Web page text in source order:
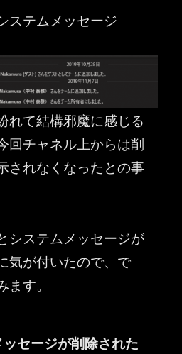
ステムメッセージ
れて結構邪魔に感じる
回チャネル上からは削
されなくなったとの事
システムメッセージが
気が付いたので、で
す。
セージが削除された